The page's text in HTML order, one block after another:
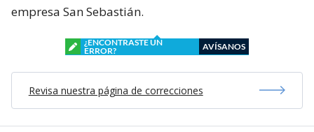
empresa San Sebastián.
¿ENCONTRASTE UN
ERROR?
AVÍSANOS
Revisa nuestra página de correcciones